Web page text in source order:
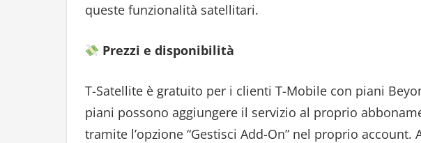
queste funzionalità satellitari.
Prezzi e disponibilità
T-Satellite è gratuito per i clienti T-Mobile con piani
piani possono aggiungere il servizio al proprio
tramite l’opzione “Gestisci Add-On” nel proprio account.